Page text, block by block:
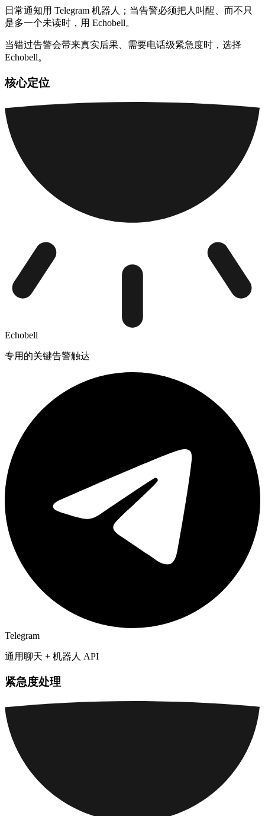
日常通知用 Telegram 机器人；当告警必须把人叫醒、而不只
是多一个未读时，用 Echobell。
当错过告警会带来真实后果、需要电话级紧急度时，选择
Echobell。
核心定位
Echobell
专用的关键告警触达
Telegram
通用聊天 + 机器人 API
紧急度处理